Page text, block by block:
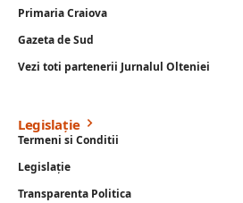
Primaria Craiova
Gazeta de Sud
Vezi toti partenerii Jurnalul Olteniei
Legislație
Termeni si Conditii
Legislație
Transparenta Politica